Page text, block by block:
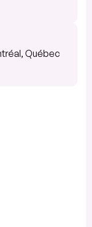
Québec